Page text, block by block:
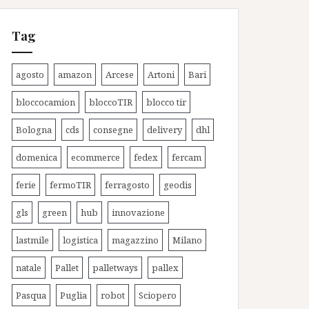
Tag
agosto amazon Arcese Artoni Bari
bloccocamion bloccoTIR blocco tir
Bologna cds consegne delivery dhl
domenica ecommerce fedex fercam
ferie fermoTIR ferragosto geodis
gls green hub innovazione
lastmile logistica magazzino Milano
natale Pallet palletways pallex
Pasqua Puglia robot Sciopero